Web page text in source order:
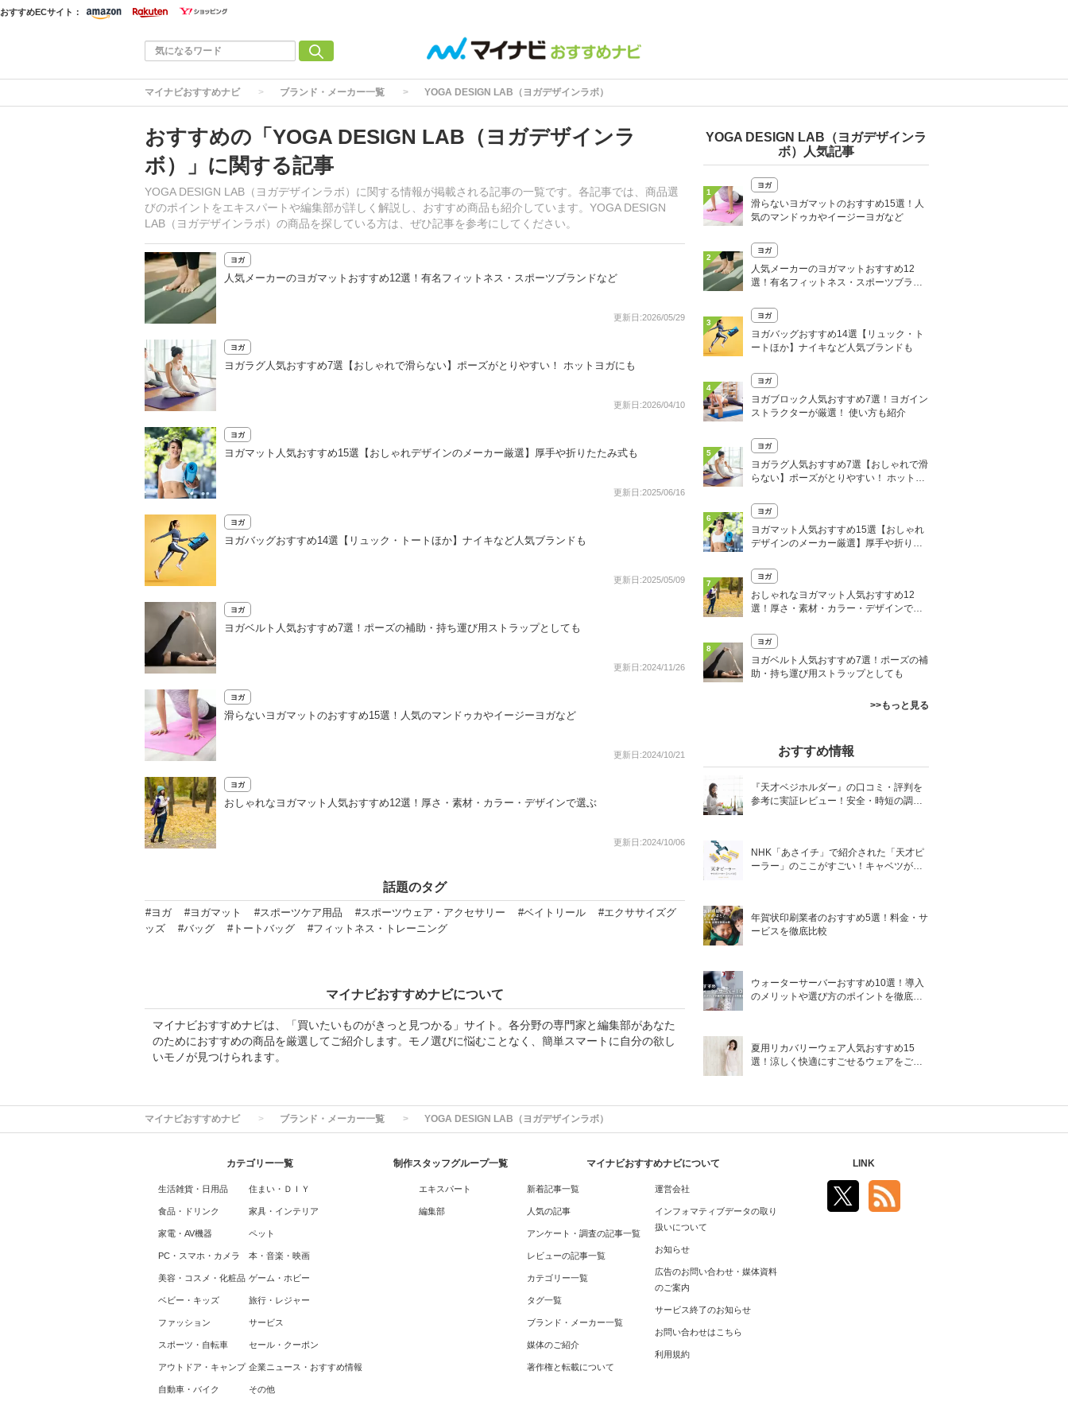
おすすめECサイト：
マイナビおすすめナビ ブランド・メーカー一覧 YOGA DESIGN LAB（ヨガデザインラボ）
おすすめの「YOGA DESIGN LAB（ヨガデザインラ
ボ）」に関する記事
YOGA DESIGN LAB（ヨガデザインラボ）に関する情報が掲載される記事の一覧です。各記事では、商品選
びのポイントをエキスパートや編集部が詳しく解説し、おすすめ商品も紹介しています。YOGA DESIGN
LAB（ヨガデザインラボ）の商品を探している方は、ぜひ記事を参考にしてください。
ヨガ
人気メーカーのヨガマットおすすめ12選！有名フィットネス・スポーツブランドなど
更新日:2026/05/29
ヨガ
ヨガラグ人気おすすめ7選【おしゃれで滑らない】ポーズがとりやすい！ ホットヨガにも
更新日:2026/04/10
ヨガ
ヨガマット人気おすすめ15選【おしゃれデザインのメーカー厳選】厚手や折りたたみ式も
更新日:2025/06/16
ヨガ
ヨガバッグおすすめ14選【リュック・トートほか】ナイキなど人気ブランドも
更新日:2025/05/09
ヨガ
ヨガベルト人気おすすめ7選！ポーズの補助・持ち運び用ストラップとしても
更新日:2024/11/26
ヨガ
滑らないヨガマットのおすすめ15選！人気のマンドゥカやイージーヨガなど
更新日:2024/10/21
ヨガ
おしゃれなヨガマット人気おすすめ12選！厚さ・素材・カラー・デザインで選ぶ
更新日:2024/10/06
話題のタグ
#ヨガ #ヨガマット #スポーツケア用品 #スポーツウェア・アクセサリー #ベイトリール
#エクササイズグ
ッズ
#バッグ #トートバッグ #フィットネス・トレーニング
マイナビおすすめナビについて
マイナビおすすめナビは、「買いたいものがきっと見つかる」サイト。各分野の専門家と編集部があなた
のためにおすすめの商品を厳選してご紹介します。モノ選びに悩むことなく、簡単スマートに自分の欲し
いモノが見つけられます。
YOGA DESIGN LAB（ヨガデザインラ
ボ）人気記事
1
ヨガ
滑らないヨガマットのおすすめ15選！人
気のマンドゥカやイージーヨガなど
2
ヨガ
人気メーカーのヨガマットおすすめ12
選！有名フィットネス・スポーツブラン
3
ヨガ
ヨガバッグおすすめ14選【リュック・ト
ートほか】ナイキなど人気ブランドも
4
ヨガ
ヨガブロック人気おすすめ7選！ヨガイン
ストラクターが厳選！ 使い方も紹介
5
ヨガ
ヨガラグ人気おすすめ7選【おしゃれで滑
らない】ポーズがとりやすい！ ホットヨ
6
ヨガ
ヨガマット人気おすすめ15選【おしゃれ
デザインのメーカー厳選】厚手や折りた
7
ヨガ
おしゃれなヨガマット人気おすすめ12
選！厚さ・素材・カラー・デザインで選
8
ヨガ
ヨガベルト人気おすすめ7選！ポーズの補
助・持ち運び用ストラップとしても
>>もっと見る
おすすめ情報
『天才ベジホルダー』の口コミ・評判を
参考に実証レビュー！安全・時短の調理
NHK「あさイチ」で紹介された「天才ピ
ーラー」のここがすごい！キャベツがほ
年賀状印刷業者のおすすめ5選！料金・サ
ービスを徹底比較
ウォーターサーバーおすすめ10選！導入
のメリットや選び方のポイントを徹底解
夏用リカバリーウェア人気おすすめ15
選！涼しく快適にすごせるウェアをご紹
マイナビおすすめナビ ブランド・メーカー一覧 YOGA DESIGN LAB（ヨガデザインラボ）
カテゴリー一覧
生活雑貨・日用品
食品・ドリンク
家電・AV機器
PC・スマホ・カメラ
美容・コスメ・化粧品
ベビー・キッズ
ファッション
スポーツ・自転車
アウトドア・キャンプ
自動車・バイク
住まい・ＤＩＹ
家具・インテリア
ペット
本・音楽・映画
ゲーム・ホビー
旅行・レジャー
サービス
セール・クーポン
企業ニュース・おすすめ情報
その他
制作スタッフグループ一覧
エキスパート
編集部
マイナビおすすめナビについて
新着記事一覧
人気の記事
アンケート・調査の記事一覧
レビューの記事一覧
カテゴリー一覧
タグ一覧
ブランド・メーカー一覧
媒体のご紹介
著作権と転載について
運営会社
インフォマティブデータの取り
扱いについて
お知らせ
広告のお問い合わせ・媒体資料
のご案内
サービス終了のお知らせ
お問い合わせはこちら
利用規約
LINK